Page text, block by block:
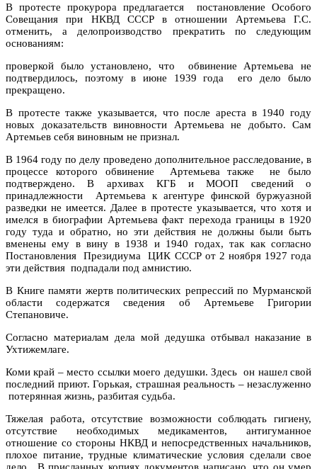
В протесте прокурора предлагается постановление Особого
Совещания при НКВД СССР в отношении Артемьева Г.С.
отменить, а делопроизводство прекратить по следующим
основаниям:
проверкой было установлено, что обвинение Артемьева не
подтвердилось, поэтому в июне 1939 года его дело было
прекращено.
В протесте также указывается, что после ареста в 1940 году
новых доказательств виновности Артемьева не добыто. Сам
Артемьев себя виновным не признал.
В 1964 году по делу проведено дополнительное расследование, в
процессе которого обвинение Артемьева также не было
подтверждено. В архивах КГБ и МООП сведений о
принадлежности Артемьева к агентуре финской буржуазной
разведки не имеется. Далее в протесте указывается, что хотя и
имелся в биографии Артемьева факт перехода границы в 1920
году туда и обратно, но эти действия не должны были быть
вменены ему в вину в 1938 и 1940 годах, так как согласно
Постановления Президиума ЦИК СССР от 2 ноября 1927 года
эти действия подпадали под амнистию.
В Книге памяти жертв политических репрессий по Мурманской
области содержатся сведения об Артемьеве Григории
Степановиче.
Согласно материалам дела мой дедушка отбывал наказание в
Ухтижемлаге.
Коми край – место ссылки моего дедушки. Здесь он нашел свой
последний приют. Горькая, страшная реальность – незаслуженно
потерянная жизнь, разбитая судьба.
Тяжелая работа, отсутствие возможности соблюдать гигиену,
отсутствие необходимых медикаментов, антигуманное
отношение со стороны НКВД и непосредственных начальников,
плохое питание, трудные климатические условия сделали свое